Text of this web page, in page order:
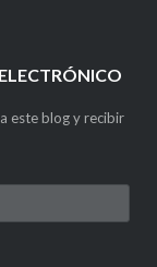
este blog y recibir